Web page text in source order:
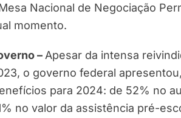
Nacional de Negociação
momento.
– Apesar da intensa
o governo federal
para 2024: de 52% no
no valor da assistência pré-